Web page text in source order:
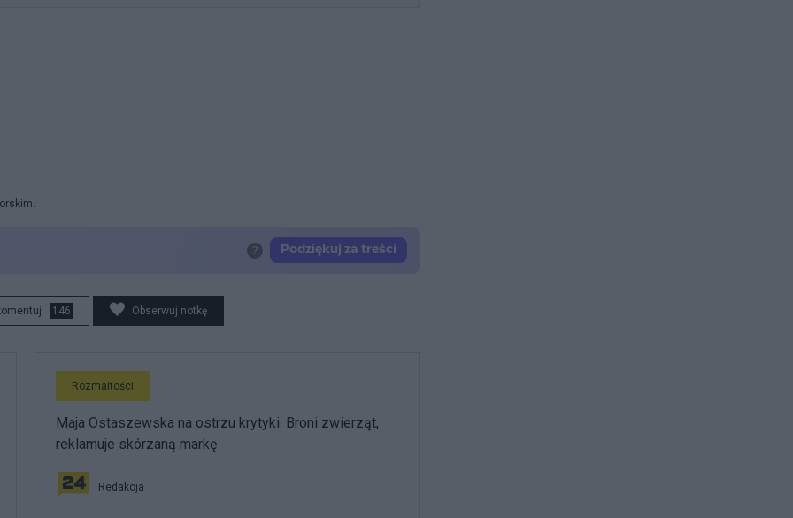
146 Obserwuj notkę
Rozmaitości
Maja Ostaszewska na ostrzu krytyki. Broni zwierząt,
reklamuje skórzaną markę
Redakcja